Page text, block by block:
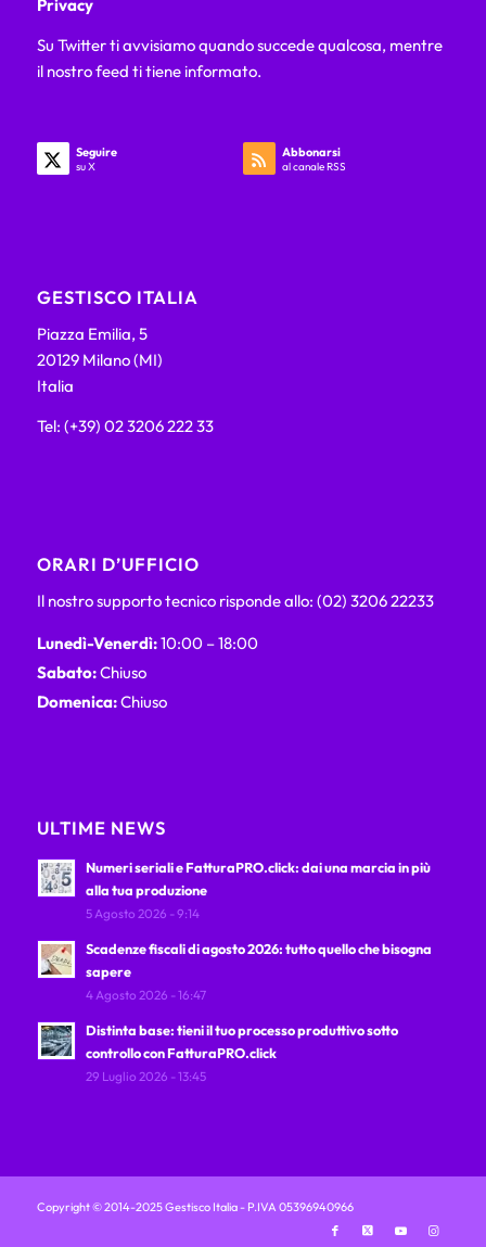
Privacy
Su Twitter ti avvisiamo quando succede qualcosa, mentre
il nostro feed ti tiene informato.
Seguire
su X
Abbonarsi
al canale RSS
GESTISCO ITALIA
Piazza Emilia, 5
20129 Milano (MI)
Italia
Tel: (+39) 02 3206 222 33
ORARI D’UFFICIO
Il nostro supporto tecnico risponde allo: (02) 3206 22233
Lunedì-Venerdì:10:00 – 18:00
Sabato:Chiuso
Domenica:Chiuso
ULTIME NEWS
Numeri seriali e FatturaPRO.click: dai una marcia in più
alla tua produzione
5 Agosto 2026 - 9:14
Scadenze fiscali di agosto 2026: tutto quello che bisogna
sapere
4 Agosto 2026 - 16:47
Distinta base: tieni il tuo processo produttivo sotto
controllo con FatturaPRO.click
29 Luglio 2026 - 13:45
Copyright © 2014-2025 Gestisco Italia - P.IVA 05396940966